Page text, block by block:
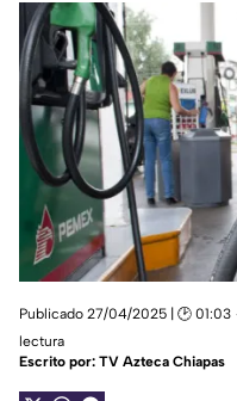
Publicado 27/04/2025 | 🕑 01:03
lectura
Escrito por: TV Azteca Chiapas